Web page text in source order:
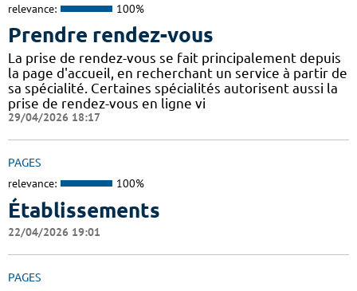
relevance: 100%
Prendre rendez-vous
La prise de rendez-vous se fait principalement depuis
la page d'accueil, en recherchant un service à partir de
sa spécialité. Certaines spécialités autorisent aussi la
prise de rendez-vous en ligne vi
29/04/2026 18:17
PAGES
relevance: 100%
Établissements
22/04/2026 19:01
PAGES